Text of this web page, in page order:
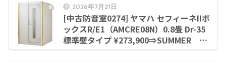
2026年7月21日
[中古防音室0274] ヤマハ セフィーネIIボ
ックスR/E1（AMCRE08N）0.8畳 Dr-35
標準壁タイプ ¥273,900⇒SUMMER
SALE！９月末まで¥228,800